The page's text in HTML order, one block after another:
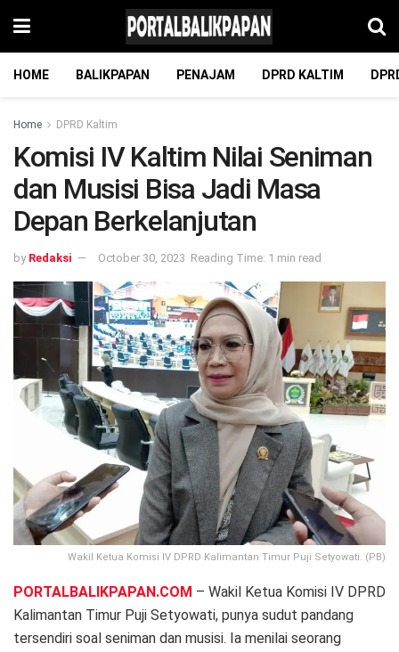
HOME BALIKPAPAN PENAJAM DPRD KALTIM
Home DPRD Kaltim
Komisi IV Kaltim Nilai Seniman
dan Musisi Bisa Jadi Masa
Depan Berkelanjutan
by Redaksi October 30, 2023 Reading Time: 1 min read
Wakil Ketua Komisi IV DPRD Kalimantan Timur Puji Setyowati. (PB)
PORTALBALIKPAPAN.COM – Wakil Ketua Komisi IV DPRD
Kalimantan Timur Puji Setyowati, punya sudut pandang
tersendiri soal seniman dan musisi. Ia menilai seorang